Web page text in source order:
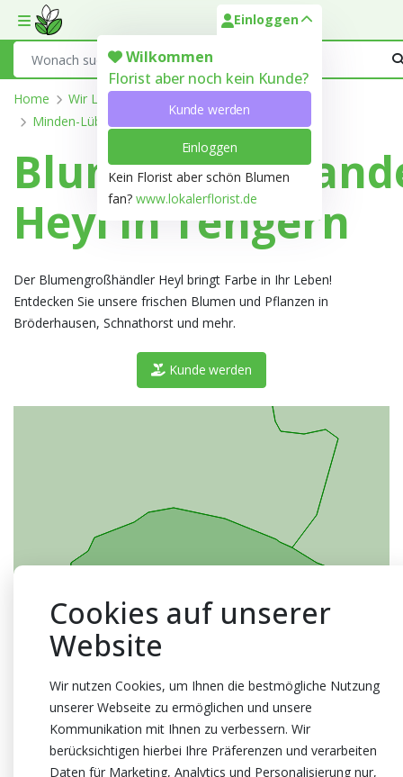
Toggle mobile menu
Einloggen
Wilkommen
Florist aber noch kein Kunde?
Kunde werden
Einloggen
Kein Florist aber schön Blumen
fan? www.lokalerflorist.de
Home Wir Liefern
Minden-Lübbecke
Heyl in Tengern
Der Blumengroßhändler Heyl bringt Farbe in Ihr Leben!
Entdecken Sie unsere frischen Blumen und Pflanzen in
Bröderhausen, Schnathorst und mehr.
Kunde werden
Cookies auf unserer
Website
Wir nutzen Cookies, um Ihnen die bestmögliche Nutzung
unserer Webseite zu ermöglichen und unsere
Kommunikation mit Ihnen zu verbessern. Wir
berücksichtigen hierbei Ihre Präferenzen und verarbeiten
Daten für Marketing, Analytics und Personalisierung nur,